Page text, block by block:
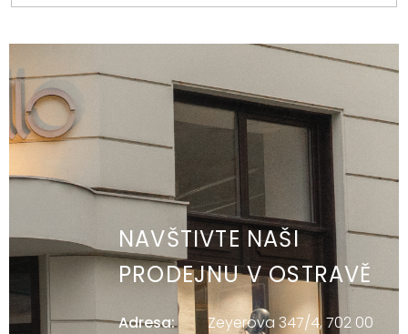
NAVŠTIVTE NAŠI
PRODEJNU V OSTRAVĚ
Adresa:
Zeyerova 347/4, 702 00